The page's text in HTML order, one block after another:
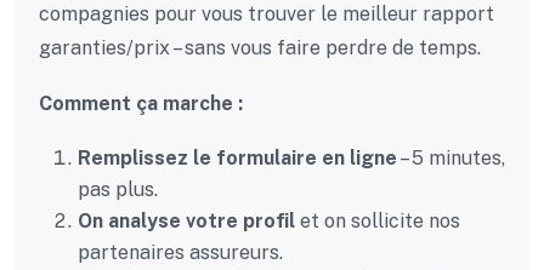
compagnies pour vous trouver le meilleur rapport
garanties/prix – sans vous faire perdre de temps.
Comment ça marche :
Remplissez le formulaire en ligne – 5 minutes,
pas plus.
On analyse votre profil et on sollicite nos
partenaires assureurs.